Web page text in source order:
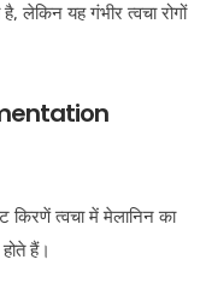
लेकिन यह गंभीर त्वचा रोगों
किरणें त्वचा में मेलानिन का
हैं।